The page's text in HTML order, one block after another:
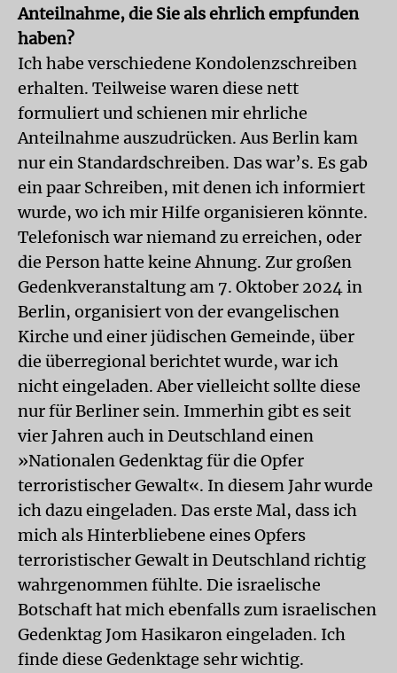
Anteilnahme, die Sie als ehrlich empfunden
haben?
Ich habe verschiedene Kondolenzschreiben
erhalten. Teilweise waren diese nett
formuliert und schienen mir ehrliche
Anteilnahme auszudrücken. Aus Berlin kam
nur ein Standardschreiben. Das war’s. Es gab
ein paar Schreiben, mit denen ich informiert
wurde, wo ich mir Hilfe organisieren könnte.
Telefonisch war niemand zu erreichen, oder
die Person hatte keine Ahnung. Zur großen
Gedenkveranstaltung am 7. Oktober 2024 in
Berlin, organisiert von der evangelischen
Kirche und einer jüdischen Gemeinde, über
die überregional berichtet wurde, war ich
nicht eingeladen. Aber vielleicht sollte diese
nur für Berliner sein. Immerhin gibt es seit
vier Jahren auch in Deutschland einen
»Nationalen Gedenktag für die Opfer
terroristischer Gewalt«. In diesem Jahr wurde
ich dazu eingeladen. Das erste Mal, dass ich
mich als Hinterbliebene eines Opfers
terroristischer Gewalt in Deutschland richtig
wahrgenommen fühlte. Die israelische
Botschaft hat mich ebenfalls zum israelischen
Gedenktag Jom Hasikaron eingeladen. Ich
finde diese Gedenktage sehr wichtig.